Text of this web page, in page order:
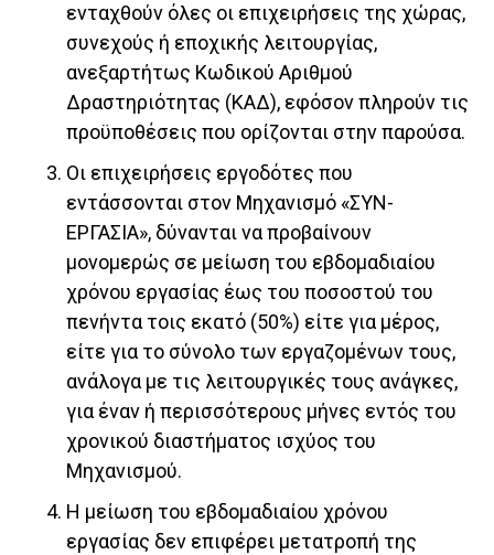
ενταχθούν όλες οι επιχειρήσεις της χώρας,
συνεχούς ή εποχικής λειτουργίας,
ανεξαρτήτως Κωδικού Αριθμού
Δραστηριότητας (ΚΑΔ), εφόσον πληρούν τις
προϋποθέσεις που ορίζονται στην παρούσα.
Οι επιχειρήσεις εργοδότες που
εντάσσονται στον Μηχανισμό «ΣΥΝ-
ΕΡΓΑΣΙΑ», δύνανται να προβαίνουν
μονομερώς σε μείωση του εβδομαδιαίου
χρόνου εργασίας έως του ποσοστού του
πενήντα τοις εκατό (50%) είτε για μέρος,
είτε για το σύνολο των εργαζομένων τους,
ανάλογα με τις λειτουργικές τους ανάγκες,
για έναν ή περισσότερους μήνες εντός του
χρονικού διαστήματος ισχύος του
Μηχανισμού.
Η μείωση του εβδομαδιαίου χρόνου
εργασίας δεν επιφέρει μετατροπή της